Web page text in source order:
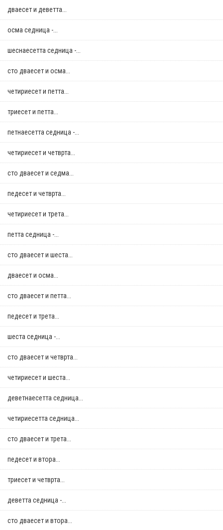
дваесет и деветта...
осма седница -...
шеснаесетта седница -...
сто дваесет и осма...
четириесет и петта...
триесет и петта...
петнаесетта седница -...
четириесет и четврта...
сто дваесет и седма...
педесет и четврта...
четириесет и трета...
петта седница -...
сто дваесет и шеста...
дваесет и осма...
сто дваесет и петта...
педесет и трета...
шеста седница -...
сто дваесет и четврта...
четириесет и шеста...
деветнаесетта седница...
четириесетта седница...
сто дваесет и трета...
педесет и втора...
триесет и четврта...
деветта седница -...
сто дваесет и втора...